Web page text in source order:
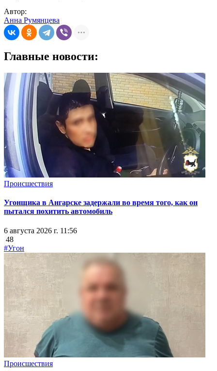
Автор:
Анна Румянцева
Главные новости:
Происшествия
Угонщика в Ангарске задержали во время того, как он
пытался похитить автомобиль
6 августа 2026 г. 11:56
48
#Угон
Происшествия